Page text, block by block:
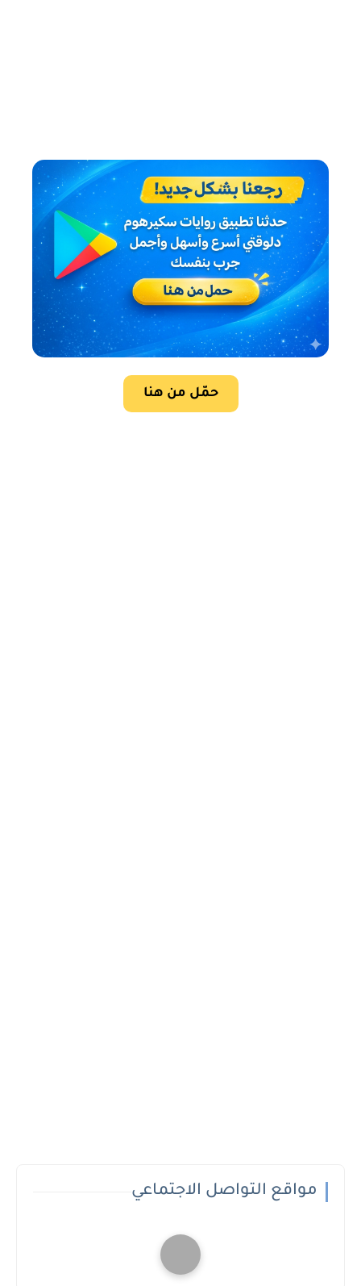
حمّل من هنا
مواقع التواصل الاجتماعي